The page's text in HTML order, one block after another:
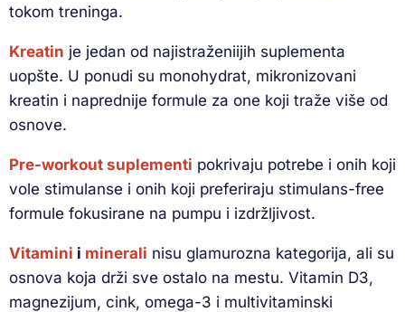
tokom treninga.
Kreatin je jedan od najistraženiijih suplementa
uopšte. U ponudi su monohydrat, mikronizovani
kreatin i naprednije formule za one koji traže više od
osnove.
Pre-workout suplementi pokrivaju potrebe i onih koji
vole stimulanse i onih koji preferiraju stimulans-free
formule fokusirane na pumpu i izdržljivost.
Vitamini i minerali nisu glamurozna kategorija, ali su
osnova koja drži sve ostalo na mestu. Vitamin D3,
magnezijum, cink, omega-3 i multivitaminski